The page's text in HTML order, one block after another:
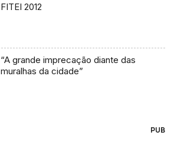
FITEI 2012
“A grande imprecação diante das
muralhas da cidade”
PUB